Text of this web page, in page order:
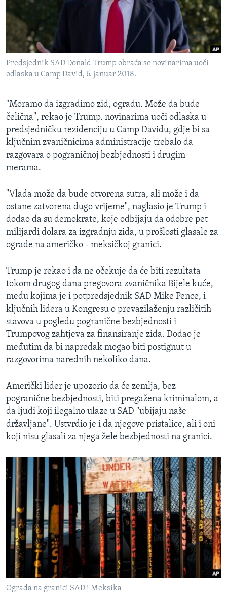
MAGAZIN
O GLASU AMERIKE
Learning English
Jezici
Predsjednik SAD Donald Trump obraća se novinarima uoči
odlaska u Camp David, 6. januar 2018.
"Moramo da izgradimo zid, ogradu. Može da bude
čelična", rekao je Trump. novinarima uoči odlaska u
predsjedničku rezidenciju u Camp Davidu, gdje bi sa
ključnim zvaničnicima administracije trebalo da
razgovara o pograničnoj bezbjednosti i drugim
merama.
"Vlada može da bude otvorena sutra, ali može i da
ostane zatvorena dugo vrijeme", naglasio je Trump i
dodao da su demokrate, koje odbijaju da odobre pet
milijardi dolara za izgradnju zida, u prošlosti glasale za
ograde na američko - meksičkoj granici.
Trump je rekao i da ne očekuje da će biti rezultata
tokom drugog dana pregovora zvaničnika Bijele kuće,
među kojima je i potpredsjednik SAD Mike Pence, i
ključnih lidera u Kongresu o prevazilaženju različitih
stavova u pogledu pogranične bezbjednosti i
Trumpovog zahtjeva za finansiranje zida. Dodao je
međutim da bi napredak mogao biti postignut u
razgovorima narednih nekoliko dana.
Američki lider je upozorio da će zemlja, bez
pogranične bezbjednosti, biti pregažena kriminalom, a
da ljudi koji ilegalno ulaze u SAD "ubijaju naše
državljane". Ustvrdio je i da njegove pristalice, ali i oni
koji nisu glasali za njega žele bezbjednosti na granici.
Ograda na granici SAD i Meksika